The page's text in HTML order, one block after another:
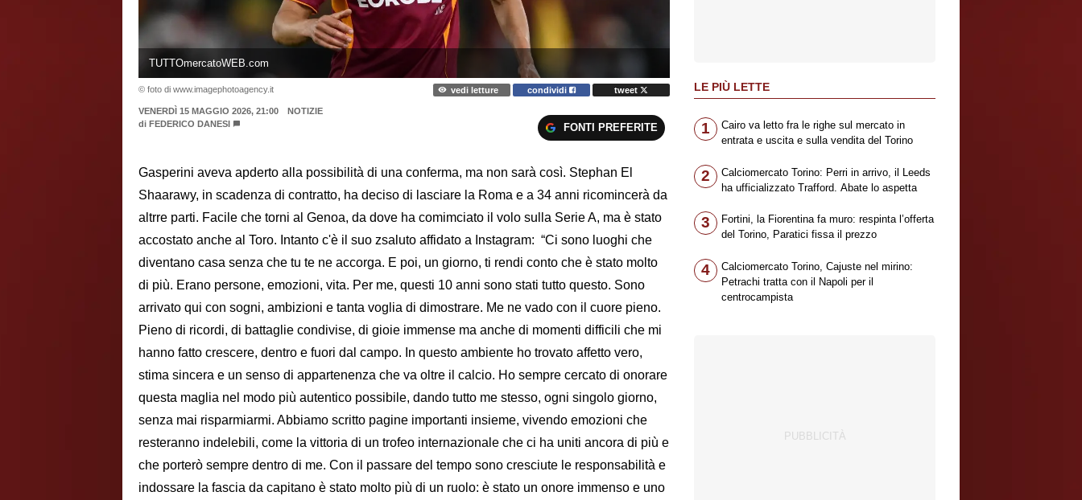
TUTTOmercatoWEB.com
© foto di www.imagephotoagency.it vedi letture condividi tweet
VENERDÌ 15 MAGGIO 2026, 21:00
NOTIZIE
di FEDERICO DANESI FONTI PREFERITE
Gasperini aveva apderto alla possibilità di una conferma, ma non sarà così. Stephan El
Shaarawy, in scadenza di contratto, ha deciso di lasciare la Roma e a 34 anni ricomincerà da
altrre parti. Facile che torni al Genoa, da dove ha comimciato il volo sulla Serie A, ma è stato
accostato anche al Toro. Intanto c'è il suo zsaluto affidato a Instagram: “Ci sono luoghi che
diventano casa senza che tu te ne accorga. E poi, un giorno, ti rendi conto che è stato molto
di più. Erano persone, emozioni, vita. Per me, questi 10 anni sono stati tutto questo. Sono
arrivato qui con sogni, ambizioni e tanta voglia di dimostrare. Me ne vado con il cuore pieno.
Pieno di ricordi, di battaglie condivise, di gioie immense ma anche di momenti difficili che mi
hanno fatto crescere, dentro e fuori dal campo. In questo ambiente ho trovato affetto vero,
stima sincera e un senso di appartenenza che va oltre il calcio. Ho sempre cercato di onorare
questa maglia nel modo più autentico possibile, dando tutto me stesso, ogni singolo giorno,
senza mai risparmiarmi. Abbiamo scritto pagine importanti insieme, vivendo emozioni che
resteranno indelebili, come la vittoria di un trofeo internazionale che ci ha uniti ancora di più e
che porterò sempre dentro di me. Con il passare del tempo sono cresciute le responsabilità e
indossare la fascia da capitano è stato molto più di un ruolo: è stato un onore immenso e uno
LE PIÙ LETTE
1
Cairo va letto fra le righe sul mercato in
entrata e uscita e sulla vendita del Torino
2
Calciomercato Torino: Perri in arrivo, il Leeds
ha ufficializzato Trafford. Abate lo aspetta
3
Fortini, la Fiorentina fa muro: respinta l’offerta
del Torino, Paratici fissa il prezzo
4
Calciomercato Torino, Cajuste nel mirino:
Petrachi tratta con il Napoli per il
centrocampista